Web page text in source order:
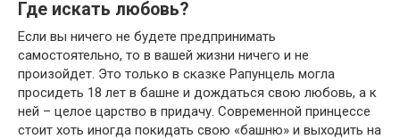
Где искать любовь?
Если вы ничего не будете предпринимать
самостоятельно, то в вашей жизни ничего и не
произойдет. Это только в сказке Рапунцель могла
просидеть 18 лет в башне и дождаться свою любовь, а к
ней – целое царство в придачу. Современной принцессе
стоит хоть иногда покидать свою «башню» и выходить на